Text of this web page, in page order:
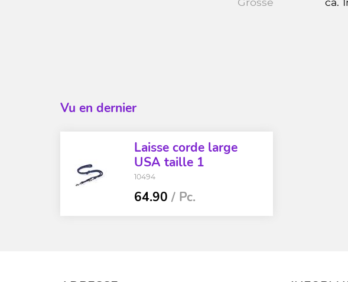
Vu en dernier
Laisse corde large
USA taille 1
10494
64.90 / Pc.